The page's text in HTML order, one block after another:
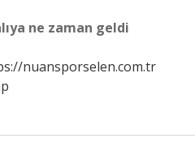
ne zaman geldi
nuansporselen.com.tr